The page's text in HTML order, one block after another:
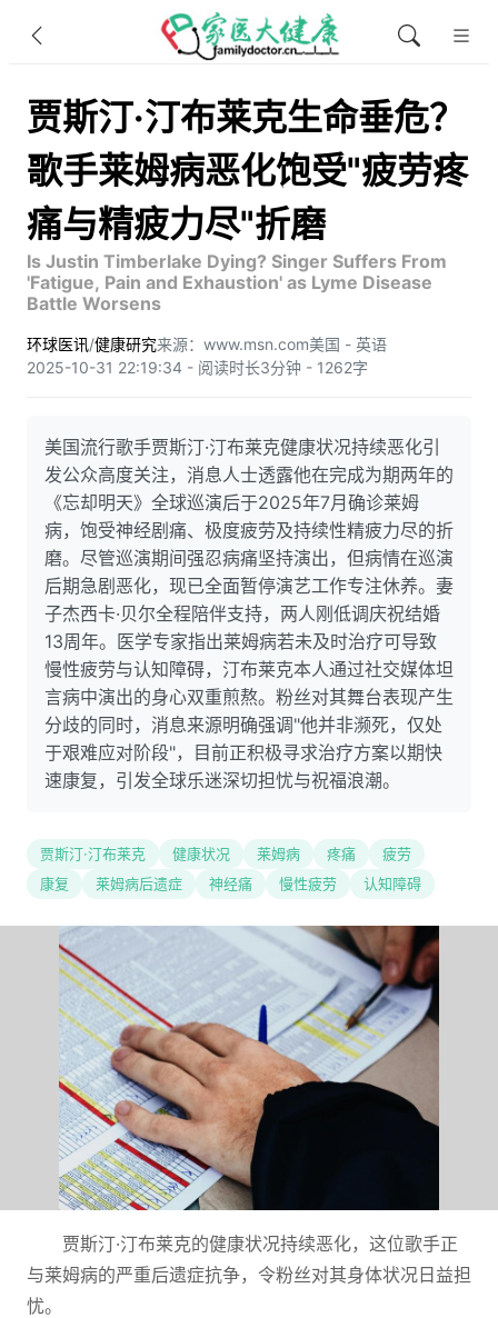
贾斯汀·汀布莱克生命垂危？
歌手莱姆病恶化饱受"疲劳疼
痛与精疲力尽"折磨
Is Justin Timberlake Dying? Singer Suffers From
'Fatigue, Pain and Exhaustion' as Lyme Disease
Battle Worsens
环球医讯/健康研究来源：www.msn.com美国 - 英语
2025-10-31 22:19:34 - 阅读时长3分钟 - 1262字
美国流行歌手贾斯汀·汀布莱克健康状况持续恶化引
发公众高度关注，消息人士透露他在完成为期两年的
《忘却明天》全球巡演后于2025年7月确诊莱姆
病，饱受神经剧痛、极度疲劳及持续性精疲力尽的折
磨。尽管巡演期间强忍病痛坚持演出，但病情在巡演
后期急剧恶化，现已全面暂停演艺工作专注休养。妻
子杰西卡·贝尔全程陪伴支持，两人刚低调庆祝结婚
13周年。医学专家指出莱姆病若未及时治疗可导致
慢性疲劳与认知障碍，汀布莱克本人通过社交媒体坦
言病中演出的身心双重煎熬。粉丝对其舞台表现产生
分歧的同时，消息来源明确强调"他并非濒死，仅处
于艰难应对阶段"，目前正积极寻求治疗方案以期快
速康复，引发全球乐迷深切担忧与祝福浪潮。
贾斯汀·汀布莱克 健康状况 莱姆病 疼痛
疲劳
康复
莱姆病后遗症 神经痛 慢性疲劳 认知障碍
贾斯汀·汀布莱克的健康状况持续恶化，这位歌手正
与莱姆病的严重后遗症抗争，令粉丝对其身体状况日益担
忧。